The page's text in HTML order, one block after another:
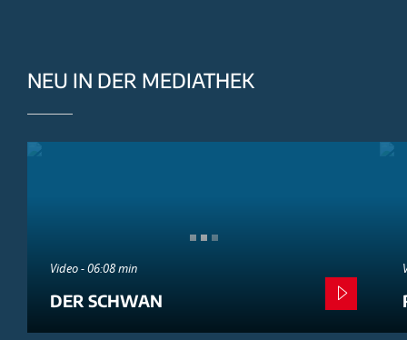
NEU IN DER MEDIATHEK
Video - 06:08 min
DER SCHWAN